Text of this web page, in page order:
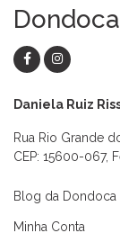
Daniela Ruiz
Rua Rio Grande
CEP: 15600-067,
Blog da Dondoca
Minha Conta